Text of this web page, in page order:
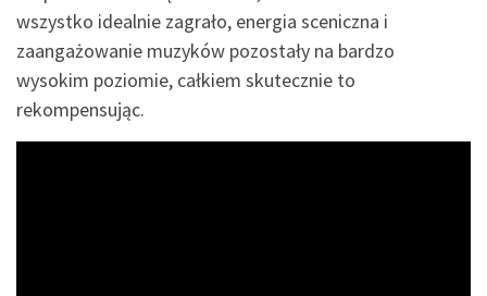
wszystko idealnie zagrało, energia sceniczna i
zaangażowanie muzyków pozostały na bardzo
wysokim poziomie, całkiem skutecznie to
rekompensując.